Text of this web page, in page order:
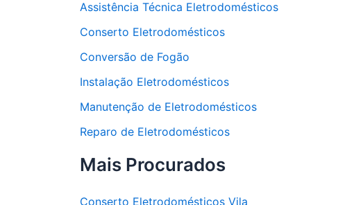
Assistência Técnica Eletrodomésticos
Conserto Eletrodomésticos
Conversão de Fogão
Instalação Eletrodomésticos
Manutenção de Eletrodomésticos
Reparo de Eletrodomésticos
Mais Procurados
Conserto Eletrodomésticos Vila